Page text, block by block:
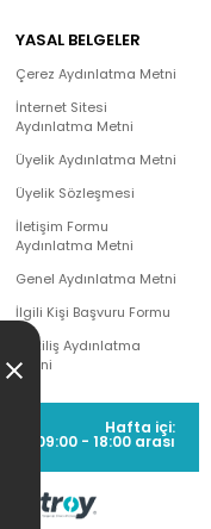
YASAL BELGELER
Çerez Aydınlatma Metni
İnternet Sitesi
Aydınlatma Metni
Üyelik Aydınlatma Metni
Üyelik Sözleşmesi
İletişim Formu
Aydınlatma Metni
Genel Aydınlatma Metni
İlgili Kişi Başvuru Formu
Çekiliş Aydınlatma
Metni
Hafta içi:
09:00 - 18:00 arası